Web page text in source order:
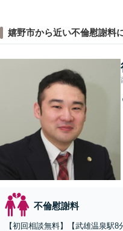
嬉野市から近い不倫慰謝料
不倫慰謝料
【初回相談無料】【武雄温泉駅